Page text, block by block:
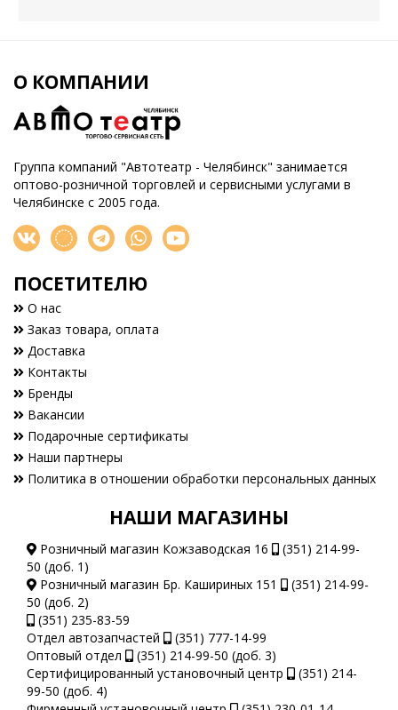
О КОМПАНИИ
Группа компаний "Автотеатр - Челябинск" занимается
оптово-розничной торговлей и сервисными услугами в
Челябинске с 2005 года.
ПОСЕТИТЕЛЮ
О нас
Заказ товара, оплата
Доставка
Контакты
Бренды
Вакансии
Подарочные сертификаты
Наши партнеры
Политика в отношении обработки персональных данных
НАШИ МАГАЗИНЫ
Розничный магазин Кожзаводская 16
(351) 214-99-
50 (доб. 1)
Розничный магазин Бр. Кашириных 151
(351) 214-99-
50 (доб. 2)
(351) 235-83-59
Отдел автозапчастей
(351) 777-14-99
Оптовый отдел
(351) 214-99-50 (доб. 3)
Сертифицированный установочный центр
(351) 214-
99-50 (доб. 4)